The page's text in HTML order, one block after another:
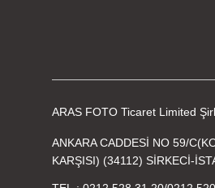
ARAS FOTO Ticaret Limited
ANKARA CADDESİ NO 59/
KARŞISI) (34112) SİRKECİ-